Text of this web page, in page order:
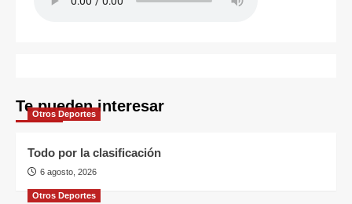
Te pueden interesar
Otros Deportes
Todo por la clasificación
6 agosto, 2026
Otros Deportes